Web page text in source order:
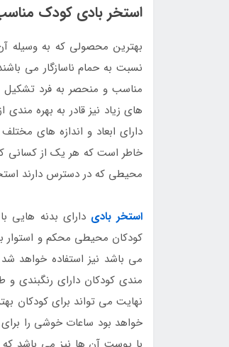
استخر بادی کودک
بهترین محصولی که به وسیله
نسبت به حمام ناسازگار می
مناسب و منحصر به فرد تشکیل
های زیاد نیز قادر به بهره
دارای ابعاد و اندازه های
خاطر است که هر یک از کسانی
محیطی که در دسترس دارند
استخر بادی دارای بدنه هایی
کودکان محیطی محکم و استوار
می باشد نیز استفاده خواهد
مندی کودکان دارای رنگبندی
نهایت می تواند برای کودکان
خواهد بود ساعات خوشی را